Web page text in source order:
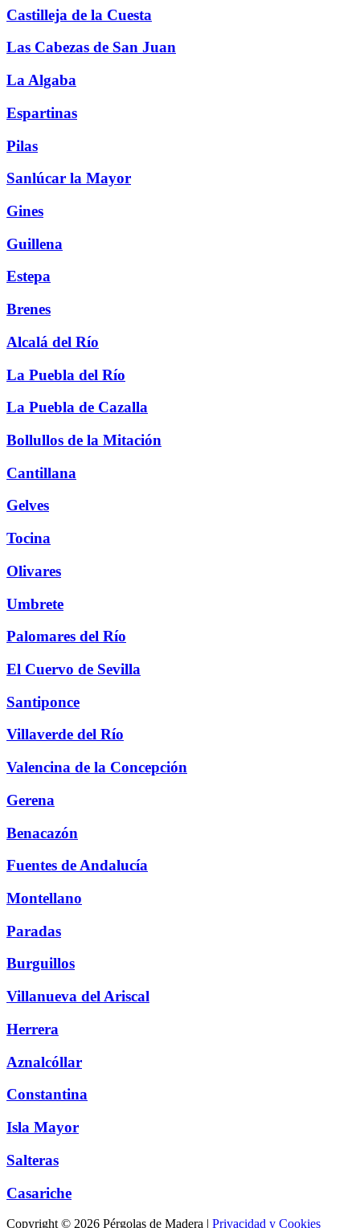
Castilleja de la Cuesta
Las Cabezas de San Juan
La Algaba
Espartinas
Pilas
Sanlúcar la Mayor
Gines
Guillena
Estepa
Brenes
Alcalá del Río
La Puebla del Río
La Puebla de Cazalla
Bollullos de la Mitación
Cantillana
Gelves
Tocina
Olivares
Umbrete
Palomares del Río
El Cuervo de Sevilla
Santiponce
Villaverde del Río
Valencina de la Concepción
Gerena
Benacazón
Fuentes de Andalucía
Montellano
Paradas
Burguillos
Villanueva del Ariscal
Herrera
Aznalcóllar
Constantina
Isla Mayor
Salteras
Casariche
Copyright © 2026 Pérgolas de Madera | Privacidad y Cookies